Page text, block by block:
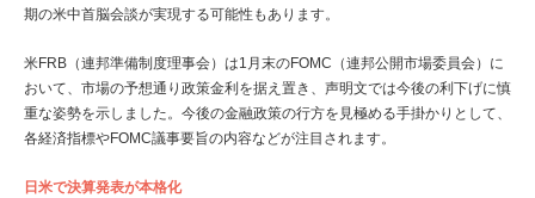
期の米中首脳会談が実現する可能性もあります。
米FRB（連邦準備制度理事会）は1月末のFOMC（連邦公開市場委員会）に
おいて、市場の予想通り政策金利を据え置き、声明文では今後の利下げに慎
重な姿勢を示しました。今後の金融政策の行方を見極める手掛かりとして、
各経済指標やFOMC議事要旨の内容などが注目されます。
日米で決算発表が本格化